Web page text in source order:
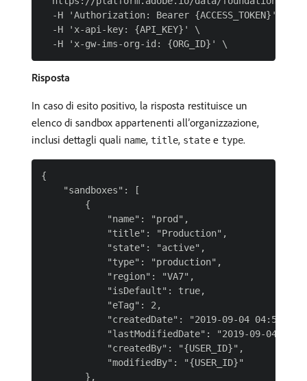
  -H 'Authorization: Bearer {ACCESS_TOKEN}' \
  -H 'x-api-key: {API_KEY}' \
Risposta
In caso di esito positivo, la risposta restituisce un
elenco di sandbox appartenenti all’organizzazione,
inclusi dettagli quali name, title, state e type.
{
    "sandboxes": [
        {
            "name": "prod",
            "title": "Production",
            "state": "active",
            "type": "production",
            "region": "VA7",
            "isDefault": true,
            "eTag": 2,
"createdDate": "2019-09-04
"lastModifiedDate": "2019-09-04
            "createdBy": "{USER_ID}",
            "modifiedBy": "{USER_ID}"
        },